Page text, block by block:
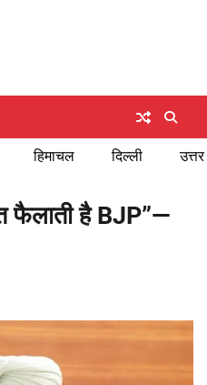
हिमाचल दिल्ली
फैलाती है BJP”—